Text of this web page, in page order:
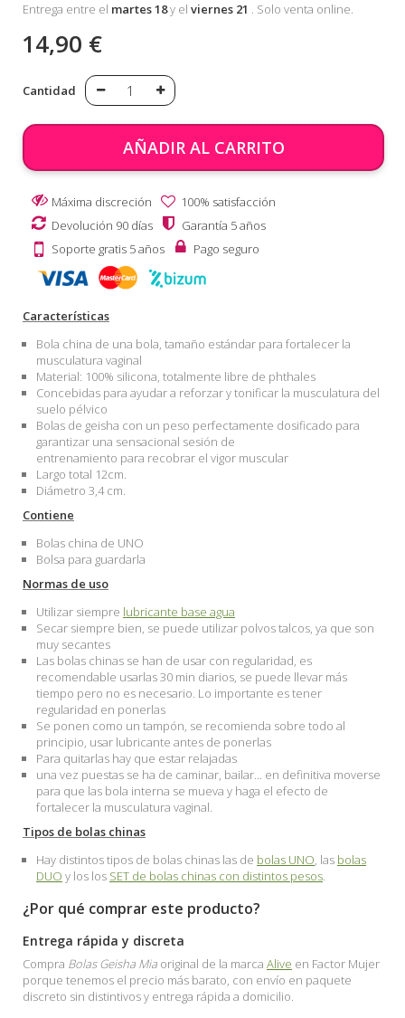
Entrega entre el martes 18y el viernes 21 . Solo venta online.
14,90 €
Cantidad
AÑADIR AL CARRITO
Máxima discreción
100% satisfacción
Devolución 90 días
Garantía 5 años
Soporte gratis 5 años
Pago seguro
Características
Bola china de una bola, tamaño estándar para fortalecer la
musculatura vaginal
Material: 100% silicona, totalmente libre de phthales
Concebidas para ayudar a reforzar y tonificar la musculatura del
suelo pélvico
Bolas de geisha con un peso perfectamente dosificado para
garantizar una sensacional sesión de
entrenamiento para recobrar el vigor muscular
Largo total 12cm.
Diámetro 3,4 cm.
Contiene
Bolas china de UNO
Bolsa para guardarla
Normas de uso
Utilizar siempre lubricante base agua
Secar siempre bien, se puede utilizar polvos talcos, ya que son
muy secantes
Las bolas chinas se han de usar con regularidad, es
recomendable usarlas 30 min diarios, se puede llevar más
tiempo pero no es necesario. Lo importante es tener
regularidad en ponerlas
Se ponen como un tampón, se recomienda sobre todo al
principio, usar lubricante antes de ponerlas
Para quitarlas hay que estar relajadas
una vez puestas se ha de caminar, bailar... en definitiva moverse
para que las bola interna se mueva y haga el efecto de
fortalecer la musculatura vaginal.
Tipos de bolas chinas
Hay distintos tipos de bolas chinas las de bolas UNO, las bolas
DUO y los los SET de bolas chinas con distintos pesos.
¿Por qué comprar este producto?
Entrega rápida y discreta
Compra Bolas Geisha Mia original de la marca Alive en Factor Mujer
porque tenemos el precio más barato, con envío en paquete
discreto sin distintivos y entrega rápida a domicilio.